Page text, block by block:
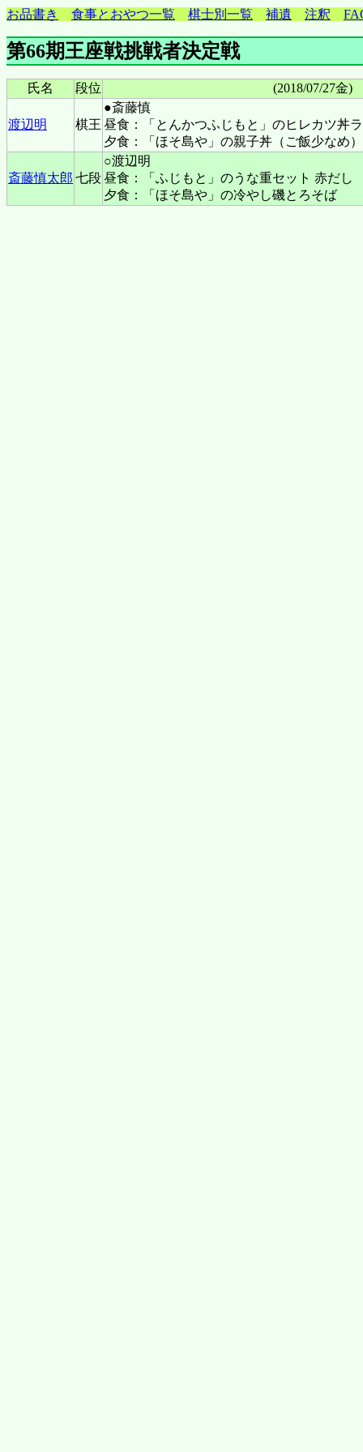
お品書き 食事とおやつ一覧 棋士別一覧 補遺 注釈
第66期王座戦挑戦者決定戦
氏名 段位 (2018/07/27金)
渡辺明 棋王
●斎藤慎
昼食：「とんかつふじもと」のヒレカツ丼
夕食：「ほそ島や」の親子丼（ご飯少なめ）
斎藤慎太郎 七段
○渡辺明
昼食：「ふじもと」のうな重セット 赤だし
夕食：「ほそ島や」の冷やし磯とろそば